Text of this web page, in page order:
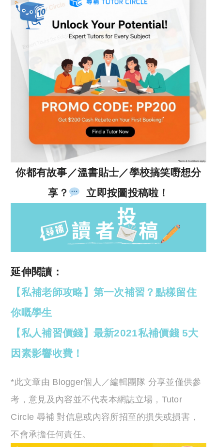
你都有故事／溫書貼士／學校搞笑嘢想分
享？
立即按圖投稿啦！
延伸閱讀：
【私補老師攻略】第一次補習？點樣留住
你嘅學生
【私人補習價錢】最新2021私補價錢 5大
因素影響收費！
*此文章由 Blogger個人／編輯團隊 分享並僅供參
考，意見及內容並不代表本網誌立場，Tutor
Circle 尋補 對信息或內容所招至的損失或損害，
不會承擔任何責任。